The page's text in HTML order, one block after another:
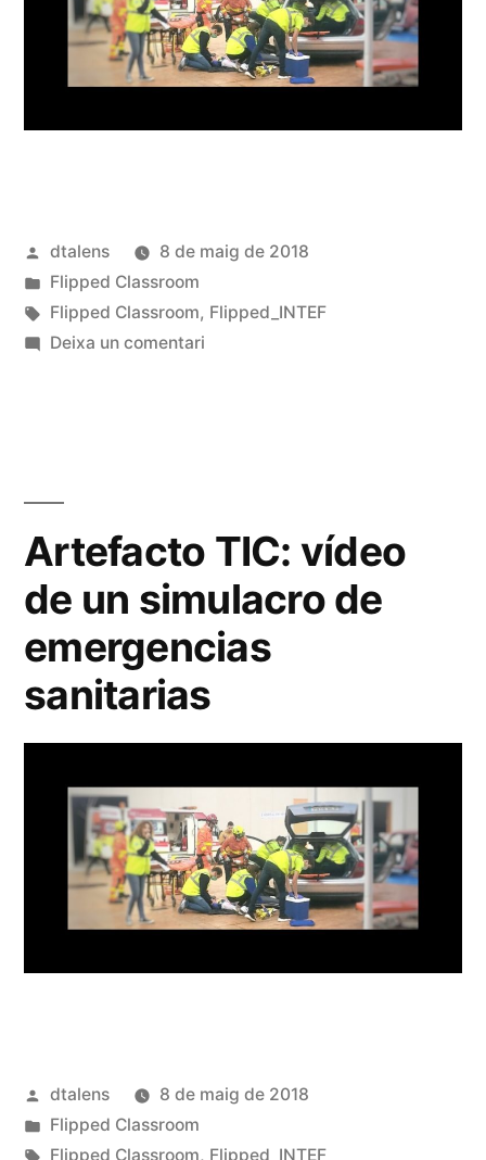
Publicat
per
dtalens
8 de maig de 2018
Publicat
en
Flipped Classroom
Etiquetes:
Flipped Classroom, Flipped_INTEF
Deixa un comentaria
Artefacto TIC: vídeo
de un simulacro de
emergencias
sanitarias
Publicat
per
dtalens
8 de maig de 2018
Publicat
en
Flipped Classroom
Etiquetes:
Flipped Classroom, Flipped_INTEF